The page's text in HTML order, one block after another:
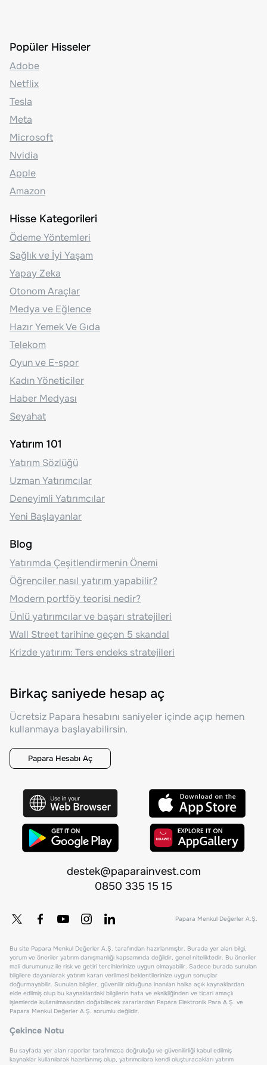
Popüler Hisseler
Adobe
Netflix
Tesla
Meta
Microsoft
Nvidia
Apple
Amazon
Hisse Kategorileri
Ödeme Yöntemleri
Sağlık ve İyi Yaşam
Yapay Zeka
Otonom Araçlar
Medya ve Eğlence
Hazır Yemek Ve Gıda
Telekom
Oyun ve E-spor
Kadın Yöneticiler
Haber Medyası
Seyahat
Yatırım 101
Yatırım Sözlüğü
Uzman Yatırımcılar
Deneyimli Yatırımcılar
Yeni Başlayanlar
Blog
Yatırımda Çeşitlendirmenin Önemi
Öğrenciler nasıl yatırım yapabilir?
Modern portföy teorisi nedir?
Ünlü yatırımcılar ve başarı stratejileri
Wall Street tarihine geçen 5 skandal
Krizde yatırım: Ters endeks stratejileri
Birkaç saniyede hesap aç
Ücretsiz Papara hesabını saniyeler içinde açıp hemen
kullanmaya başlayabilirsin.
Papara Hesabı Aç
destek@paparainvest.com
0850 335 15 15
Papara Menkul Değerler A.Ş.
Bu site Papara Menkul Değerler A.Ş. tarafından hazırlanmıştır. Burada yer alan bilgi,
yorum ve öneriler yatırım danışmanlığı kapsamında değildir, genel niteliktedir. Bu öneriler
mali durumunuz ile risk ve getiri tercihlerinize uygun olmayabilir. Sadece burada sunulan
bilgilere dayanılarak yatırım kararı verilmesi beklentilerinize uygun sonuçlar
doğurmayabilir. Sunulan bilgiler, güvenilir olduğuna inanılan halka açık kaynaklardan
elde edilmiş olup bu kaynaklardaki bilgilerin hata ve eksikliğinden ve ticari amaçlı
işlemlerde kullanılmasından doğabilecek zararlardan Papara Elektronik Para A.Ş. ve
Papara Menkul Değerler A.Ş. sorumlu değildir.
Çekince Notu
Bu sayfada yer alan raporlar tarafımızca doğruluğu ve güvenilirliği kabul edilmiş
kaynaklar kullanılarak hazırlanmış olup, yatırımcılara kendi oluşturacakları yatırım